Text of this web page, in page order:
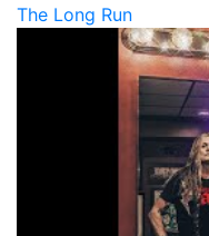
The Long Run